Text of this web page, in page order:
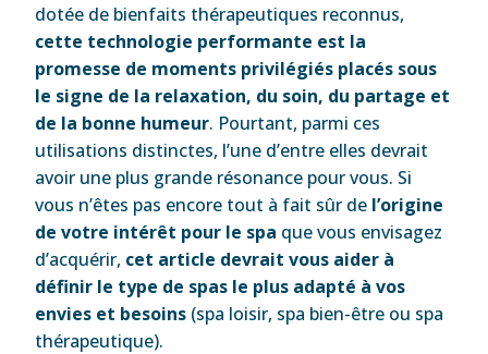
dotée de bienfaits thérapeutiques reconnus,
cette technologie performante est la
promesse de moments privilégiés placés sous
le signe de la relaxation, du soin, du partage et
de la bonne humeur. Pourtant, parmi ces
utilisations distinctes, l’une d’entre elles devrait
avoir une plus grande résonance pour vous. Si
vous n’êtes pas encore tout à fait sûr de l’origine
de votre intérêt pour le spa que vous envisagez
d’acquérir, cet article devrait vous aider à
définir le type de spas le plus adapté à vos
envies et besoins (spa loisir, spa bien-être ou spa
thérapeutique).